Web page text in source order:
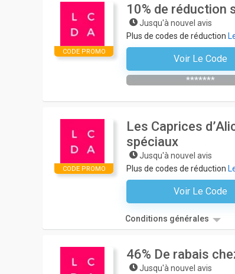
CODE PROMO
10% de réduction
Jusqu'à nouvel avis
Plus de codes de réduction
Voir Le Code
S'inscrire À La
*******
CODE PROMO
Les Caprices
spéciaux
Jusqu'à nouvel avis
Plus de codes de réduction
Voir Le Code
Aucun Code N'est
Conditions générales
46% De rabais
Jusqu'à nouvel avis